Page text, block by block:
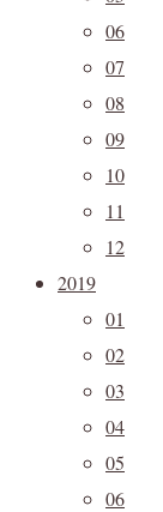
06
07
08
09
10
11
12
2019
01
02
03
04
05
06